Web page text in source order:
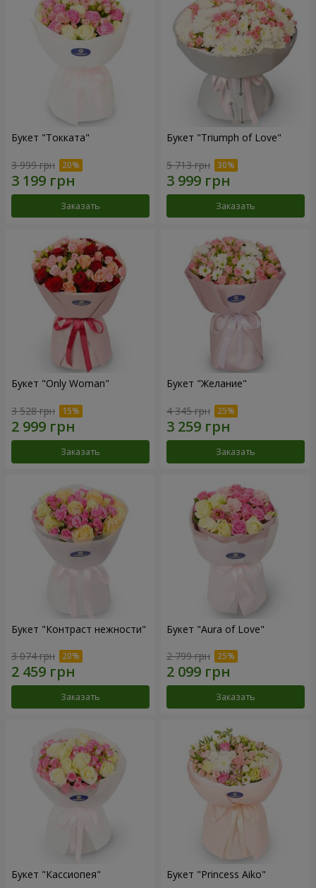
Букет "Токката"
3 999 грн
Заказать
Букет "Triumph of Love"
5 713 грн
Заказать
Букет "Only Woman"
3 528 грн
Заказать
Букет "Желание"
4 345 грн
Заказать
Букет "Контраст нежности"
3 074 грн
Заказать
Букет "Aura of Love"
2 799 грн
Заказать
Букет "Кассиопея" Букет "Princess Aiko"